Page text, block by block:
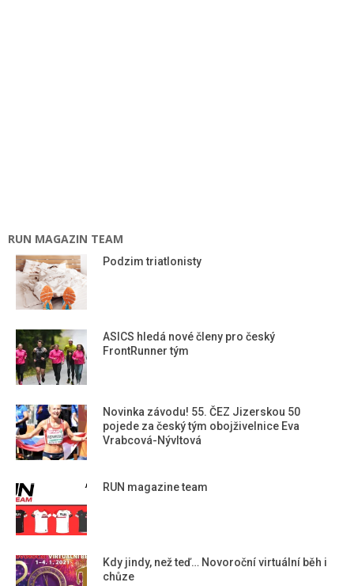
RUN MAGAZIN TEAM
Podzim triatlonisty
ASICS hledá nové členy pro český
FrontRunner tým
Novinka závodu! 55. ČEZ Jizerskou 50
pojede za český tým obojživelnice Eva
Vrabcová-Nývltová
RUN magazine team
Kdy jindy, než teď… Novoroční virtuální běh i
chůze